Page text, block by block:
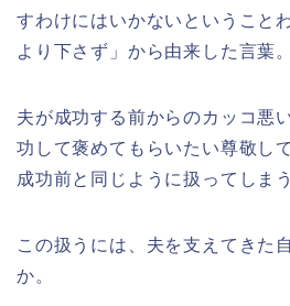
すわけにはいかないということ
より下さず」から由来した言葉。
夫が成功する前からのカッコ悪
功して褒めてもらいたい尊敬し
成功前と同じように扱ってしまう
この扱うには、夫を支えてきた
か。